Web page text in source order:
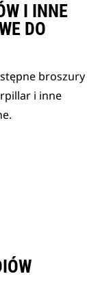
I INNE
DO
broszury
i inne